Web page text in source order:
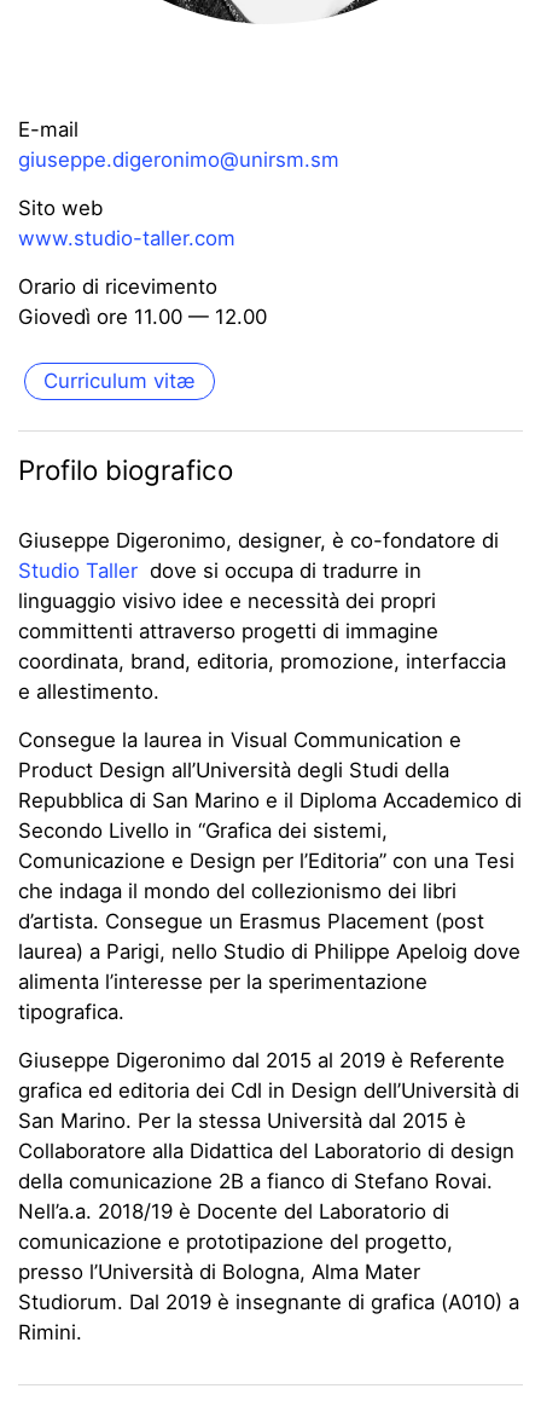
E-mail
giuseppe.digeronimo@unirsm.sm
Sito web
www.studio-taller.com
Orario di ricevimento
Giovedì ore 11.00 — 12.00
Curriculum vitæ
Profilo biografico
Giuseppe Digeronimo, designer, è co-fondatore di
Studio Taller dove si occupa di tradurre in
linguaggio visivo idee e necessità dei propri
committenti attraverso progetti di immagine
coordinata, brand, editoria, promozione, interfaccia
e allestimento.
Consegue la laurea in Visual Communication e
Product Design all’Università degli Studi della
Repubblica di San Marino e il Diploma Accademico di
Secondo Livello in “Grafica dei sistemi,
Comunicazione e Design per l’Editoria” con una Tesi
che indaga il mondo del collezionismo dei libri
d’artista. Consegue un Erasmus Placement (post
laurea) a Parigi, nello Studio di Philippe Apeloig dove
alimenta l’interesse per la sperimentazione
tipografica.
Giuseppe Digeronimo dal 2015 al 2019 è Referente
grafica ed editoria dei Cdl in Design dell’Università di
San Marino. Per la stessa Università dal 2015 è
Collaboratore alla Didattica del Laboratorio di design
della comunicazione 2B a fianco di Stefano Rovai.
Nell’a.a. 2018/19 è Docente del Laboratorio di
comunicazione e prototipazione del progetto,
presso l’Università di Bologna, Alma Mater
Studiorum. Dal 2019 è insegnante di grafica (A010) a
Rimini.